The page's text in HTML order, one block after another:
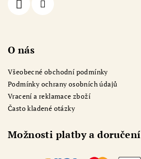
O nás
Všeobecné obchodní podmínky
Podmínky ochrany osobních údajů
Vracení a reklamace zboží
Často kladené otázky
Možnosti platby a doručení